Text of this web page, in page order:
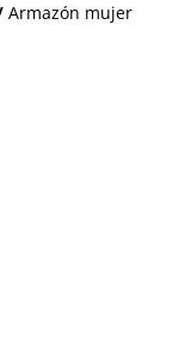
Armazón mujer